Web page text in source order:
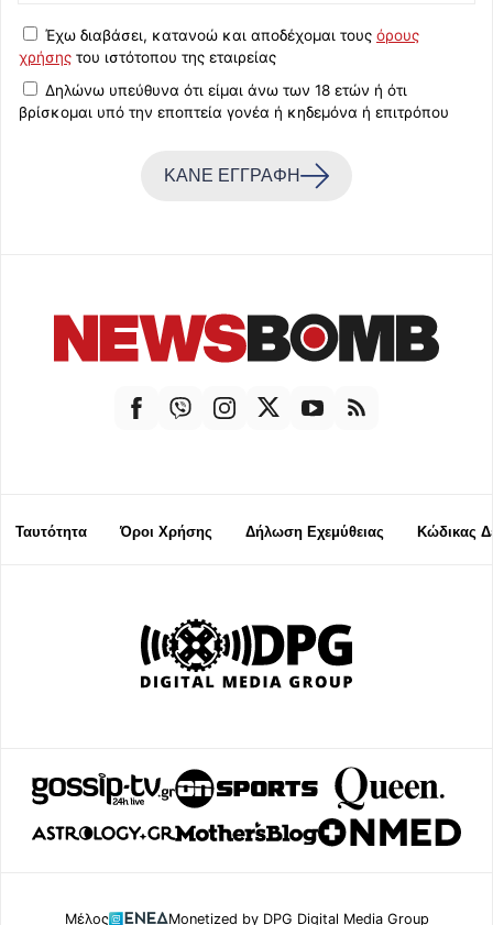
Έχω διαβάσει, κατανοώ και αποδέχομαι τους όρους
χρήσης του ιστότοπου της εταιρείας
Δηλώνω υπεύθυνα ότι είμαι άνω των 18 ετών ή ότι
βρίσκομαι υπό την εποπτεία γονέα ή κηδεμόνα ή επιτρόπου
ΚΑΝΕ ΕΓΓΡΑΦΗ
Ταυτότητα Όροι Χρήσης Δήλωση Εχεμύθειας Κώδικας
Μέλος Monetized by DPG Digital Media Group